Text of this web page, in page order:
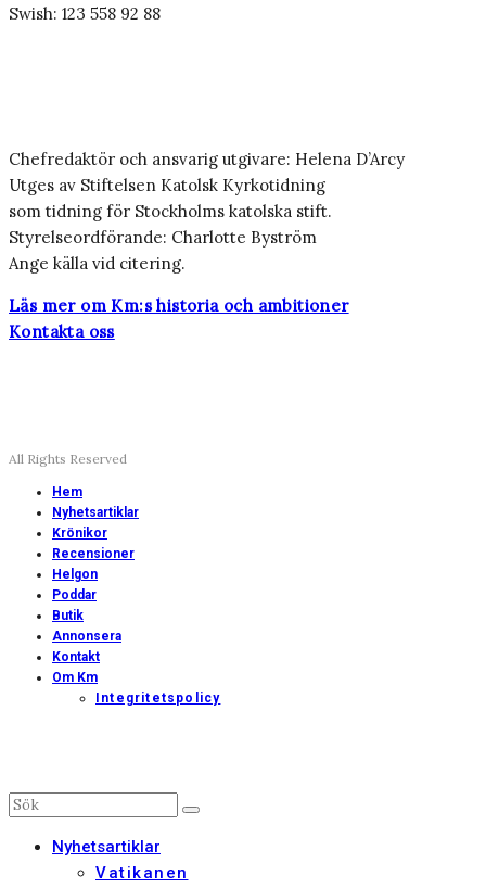
Swish: 123 558 92 88
Chefredaktör och ansvarig utgivare: Helena D’Arcy
Utges av Stiftelsen Katolsk Kyrkotidning
som tidning för Stockholms katolska stift.
Styrelseordförande: Charlotte Byström
Ange källa vid citering.
Läs mer om Km:s historia och ambitioner
Kontakta oss
All Rights Reserved
Hem
Nyhetsartiklar
Krönikor
Recensioner
Helgon
Poddar
Butik
Annonsera
Kontakt
Om Km
Integritetspolicy
Nyhetsartiklar
Vatikanen